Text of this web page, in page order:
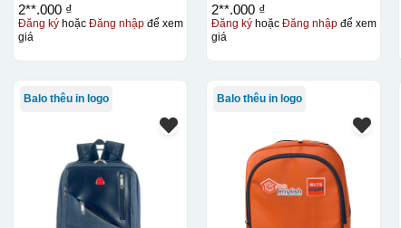
2**.000 ₫
Đăng ký hoặcĐăng nhập để xem
giá
2**.000 ₫
Đăng kýhoặc Đăng nhậpđể xem
giá
Balo thêu in logo Balo thêu in logo